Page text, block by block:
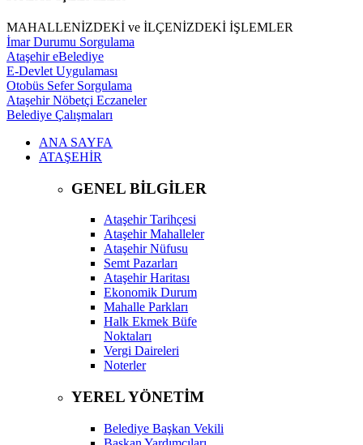
MAHALLENİZDEKİ ve İLÇENİZDEKİ İŞLEMLER
İmar Durumu Sorgulama
Ataşehir eBelediye
E-Devlet Uygulaması
Otobüs Sefer Sorgulama
Ataşehir Nöbetçi Eczaneler
Belediye Çalışmaları
ANA SAYFA
ATAŞEHİR
GENEL BİLGİLER
Ataşehir Tarihçesi
Ataşehir Mahalleler
Ataşehir Nüfusu
Semt Pazarları
Ataşehir Haritası
Ekonomik Durum
Mahalle Parkları
Halk Ekmek Büfe
Noktaları
Vergi Daireleri
Noterler
YEREL YÖNETİM
Belediye Başkan Vekili